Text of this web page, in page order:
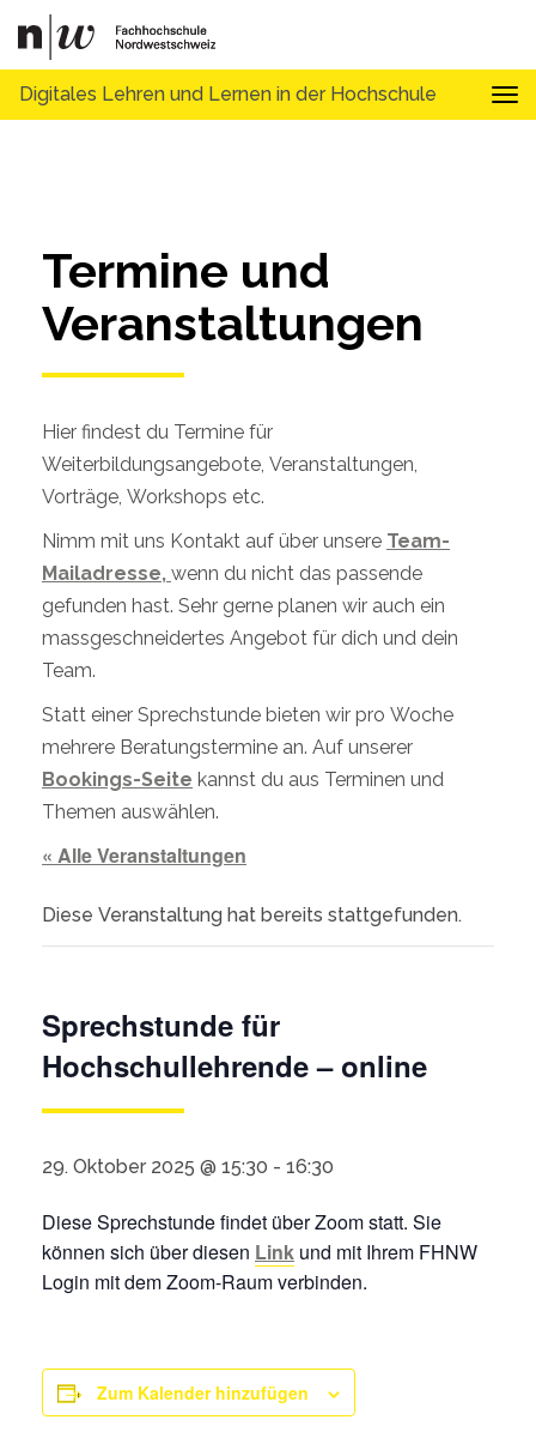
Digitales Lehren und Lernen in der Hochschule
Termine und
Veranstaltungen
Hier findest du Termine für
Weiterbildungsangebote, Veranstaltungen,
Vorträge, Workshops etc.
Nimm mit uns Kontakt auf über unsere Team-
Mailadresse, wenn du nicht das passende
gefunden hast. Sehr gerne planen wir auch ein
massgeschneidertes Angebot für dich und dein
Team.
Statt einer Sprechstunde bieten wir pro Woche
mehrere Beratungstermine an. Auf unserer
Bookings-Seite kannst du aus Terminen und
Themen auswählen.
« Alle Veranstaltungen
Diese Veranstaltung hat bereits stattgefunden.
Sprechstunde für
Hochschullehrende – online
29. Oktober 2025 @ 15:30 - 16:30
Diese Sprechstunde findet über Zoom statt. Sie
können sich über diesen Link und mit Ihrem FHNW
Login mit dem Zoom-Raum verbinden.
Zum Kalender hinzufügen